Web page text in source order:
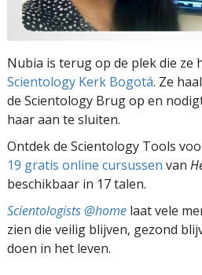
Nubia is terug op de plek die ze
Scientology Kerk Bogotá. Ze
de Scientology Brug op en
haar aan te sluiten.
Ontdek de Scientology Tools
19 gratis online cursussen van
beschikbaar in 17 talen.
Scientologists @home laat vele
zien die veilig blijven, gezond
doen in het leven.